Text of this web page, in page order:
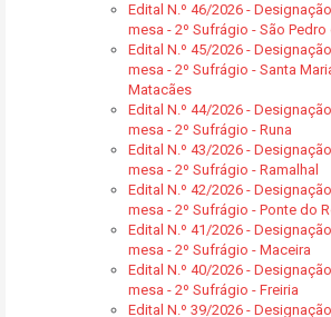
Edital N.º 46/2026 -
mesa - 2º Sufrágio - São Pedro
Edital N.º 45/2026 -
mesa - 2º Sufrágio - Santa
Matacães
Edital N.º 44/2026 -
mesa - 2º Sufrágio - Runa
Edital N.º 43/2026 -
mesa - 2º Sufrágio - Ramalhal
Edital N.º 42/2026 -
mesa - 2º Sufrágio - Ponte do
Edital N.º 41/2026 -
mesa - 2º Sufrágio - Maceira
Edital N.º 40/2026 -
mesa - 2º Sufrágio - Freiria
Edital N.º 39/2026 -